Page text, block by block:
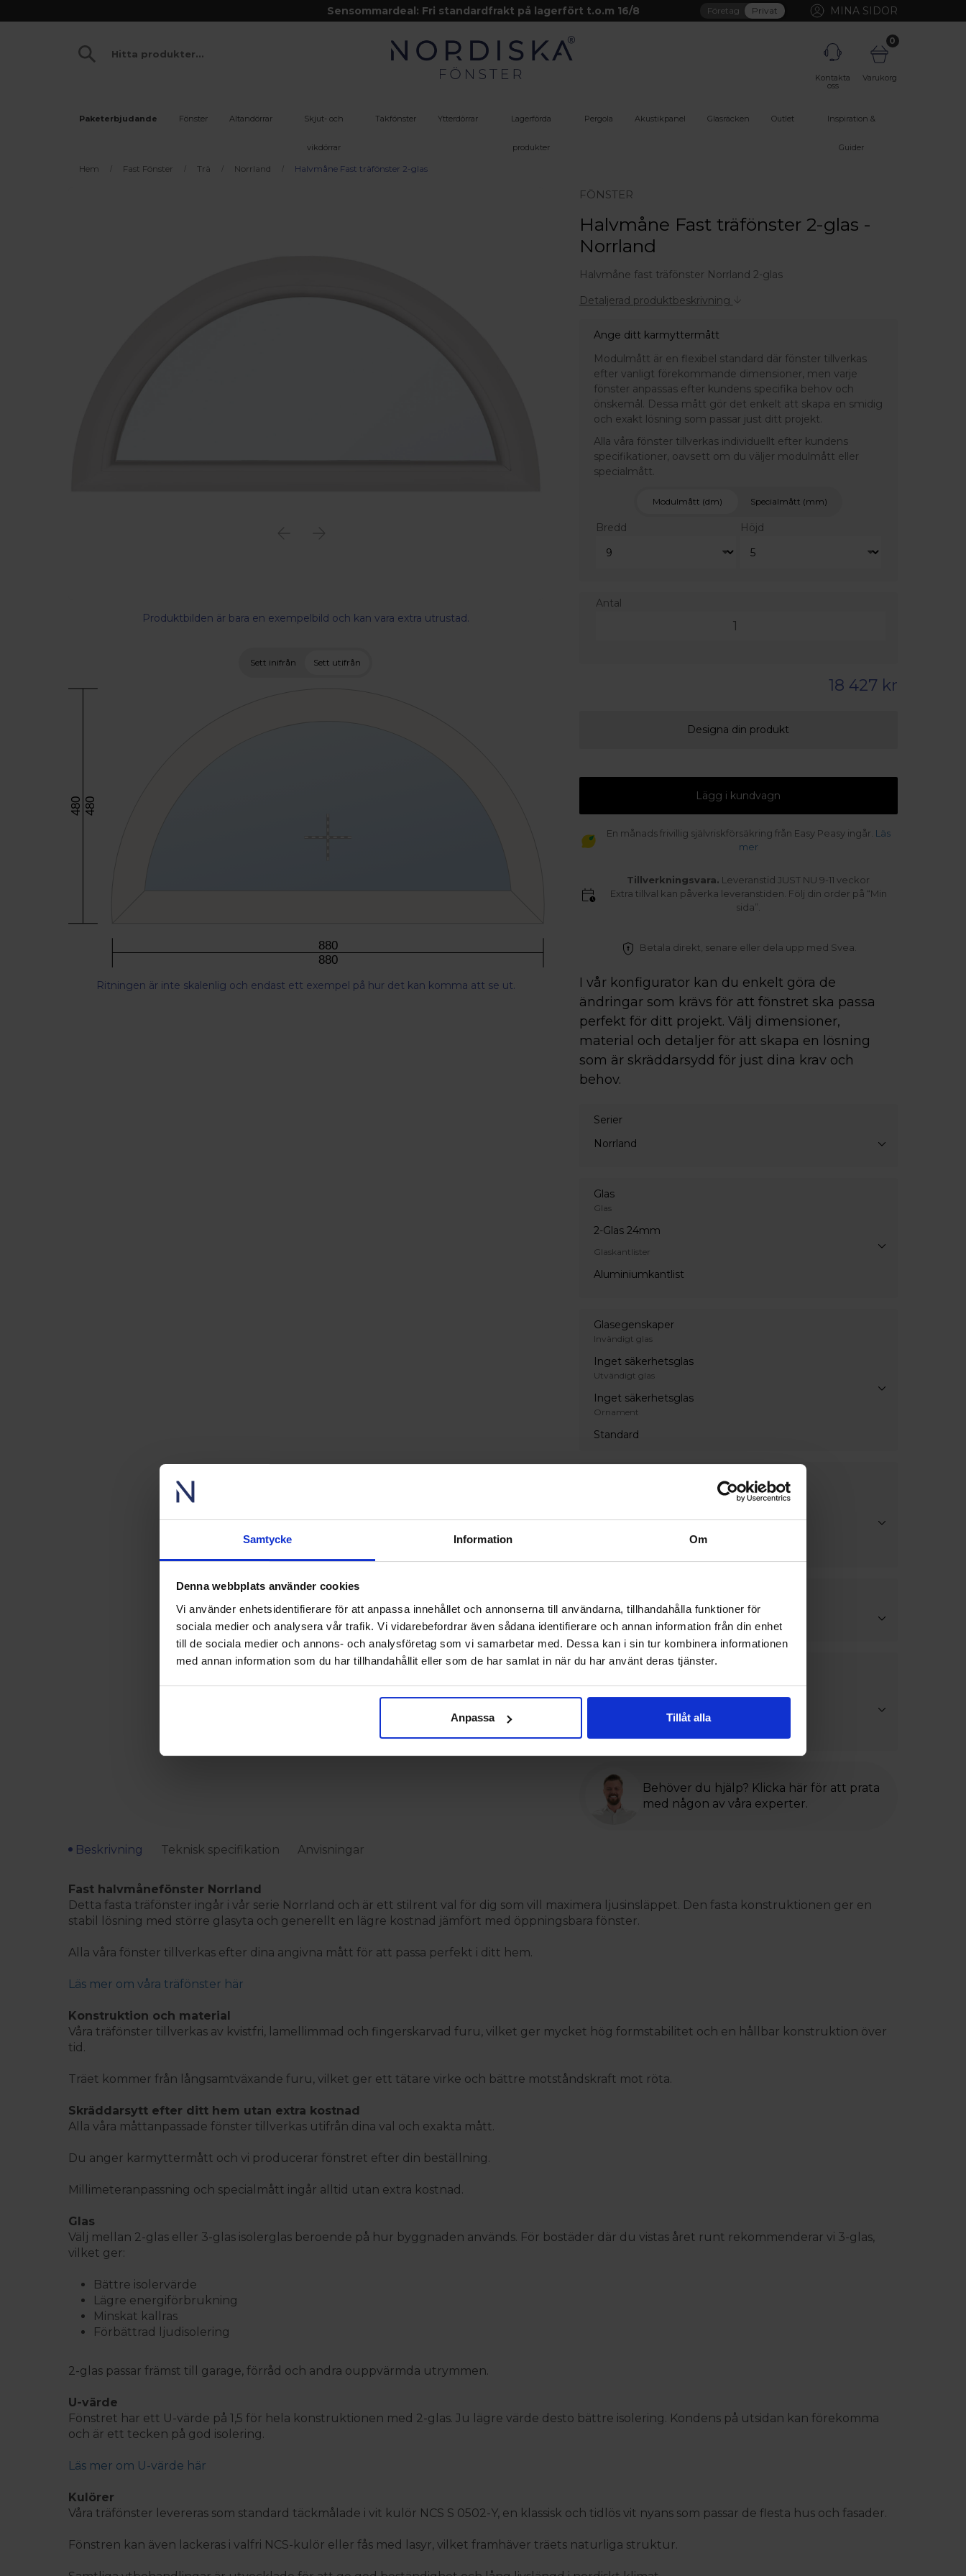
Samtycke Information Om
Denna webbplats använder cookies
Vi använder enhetsidentifierare för att anpassa innehållet och annonserna till användarna, tillhandahålla funktioner för
sociala medier och analysera vår trafik. Vi vidarebefordrar även sådana identifierare och annan information från din enhet
till de sociala medier och annons- och analysföretag som vi samarbetar med. Dessa kan i sin tur kombinera informationen
med annan information som du har tillhandahållit eller som de har samlat in när du har använt deras tjänster.
Anpassa Tillåt alla
Sensommardeal: Fri standardfrakt på lagerfört t.o.m 16/8 Företag Privat MINA SIDOR
Kontakta
oss
0
Varukorg
Paketerbjudande Fönster Altandörrar Skjut- och
vikdörrar
Takfönster Ytterdörrar Lagerförda
produkter
Pergola Akustikpanel Glasräcken Outlet Inspiration &
Guider
Hem Fast Fönster Trä Norrland Halvmåne Fast träfönster 2-glas
Produktbilden är bara en exempelbild och kan vara extra utrustad.
Sett inifrån Sett utifrån
480 480
880
880
Ritningen är inte skalenlig och endast ett exempel på hur det kan komma att se ut.
FÖNSTER
Halvmåne Fast träfönster 2-glas -
Norrland
Halvmåne fast träfönster Norrland 2-glas
Detaljerad produktbeskrivning
Ange ditt karmyttermått
Modulmått är en flexibel standard där fönster tillverkas
efter vanligt förekommande dimensioner, men varje
fönster anpassas efter kundens specifika behov och
önskemål. Dessa mått gör det enkelt att skapa en smidig
och exakt lösning som passar just ditt projekt.
Alla våra fönster tillverkas individuellt efter kundens
specifikationer, oavsett om du väljer modulmått eller
specialmått.
Modulmått (dm) Specialmått (mm)
Bredd Höjd
Antal
18 427 kr
Designa din produkt
Lägg i kundvagn
En månads frivillig självriskförsäkring från Easy Peasy ingår. Läs
mer
Tillverkningsvara. Leveranstid JUST NU 9-11 veckor
Extra tillval kan påverka leveranstiden. Följ din order på “Min
sida”.
Betala direkt, senare eller dela upp med Svea.
I vår konfigurator kan du enkelt göra de
ändringar som krävs för att fönstret ska passa
perfekt för ditt projekt. Välj dimensioner,
material och detaljer för att skapa en lösning
som är skräddarsydd för just dina krav och
behov.
Serier
Norrland
Glas
Glas
2-Glas 24mm
Glaskantlister
Aluminiumkantlist
Glasegenskaper
Invändigt glas
Inget säkerhetsglas
Utvändigt glas
Inget säkerhetsglas
Ornament
Standard
Ingen
Extrautrustning
Behöver du hjälp? Klicka här för att prata
med någon av våra experter.
Beskrivning Teknisk specifikation Anvisningar
Fast halvmånefönster Norrland
Detta fasta träfönster ingår i vår serie Norrland och är ett stilrent val för dig som vill maximera ljusinsläppet. Den fasta konstruktionen ger en
stabil lösning med större glasyta och generellt en lägre kostnad jämfört med öppningsbara fönster.
Alla våra fönster tillverkas efter dina angivna mått för att passa perfekt i ditt hem.
Läs mer om våra träfönster här
Konstruktion och material
Våra träfönster tillverkas av kvistfri, lamellimmad och fingerskarvad furu, vilket ger mycket hög formstabilitet och en hållbar konstruktion över
tid.
Träet kommer från långsamtväxande furu, vilket ger ett tätare virke och bättre motståndskraft mot röta.
Skräddarsytt efter ditt hem utan extra kostnad
Alla våra måttanpassade fönster tillverkas utifrån dina val och exakta mått.
Du anger karmyttermått och vi producerar fönstret efter din beställning.
Millimeteranpassning och specialmått ingår alltid utan extra kostnad.
Glas
Välj mellan 2-glas eller 3-glas isolerglas beroende på hur byggnaden används. För bostäder där du vistas året runt rekommenderar vi 3-glas,
vilket ger:
Bättre isolervärde
Lägre energiförbrukning
Minskat kallras
Förbättrad ljudisolering
2-glas passar främst till garage, förråd och andra ouppvärmda utrymmen.
U-värde
Fönstret har ett U-värde på 1,5 för hela konstruktionen med 2-glas. Ju lägre värde desto bättre isolering. Kondens på utsidan kan förekomma
och är ett tecken på god isolering.
Läs mer om U-värde här
Kulörer
Våra träfönster levereras som standard täckmålade i vit kulör NCS S 0502-Y, en klassisk och tidlös vit nyans som passar de flesta hus och fasader.
Fönstren kan även lackeras i valfri NCS-kulör eller fås med lasyr, vilket framhäver träets naturliga struktur.